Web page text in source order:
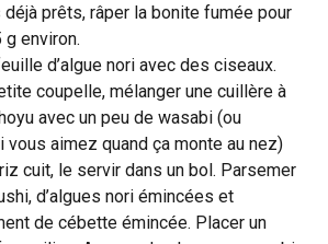
prêts, râper la bonite fumée pour
environ.
d’algue nori avec des ciseaux.
coupelle, mélanger une cuillère à
avec un peu de wasabi (ou
vous aimez quand ça monte au nez)
cuit, le servir dans un bol. Parsemer
d’algues nori émincées et
de cébette émincée. Placer un